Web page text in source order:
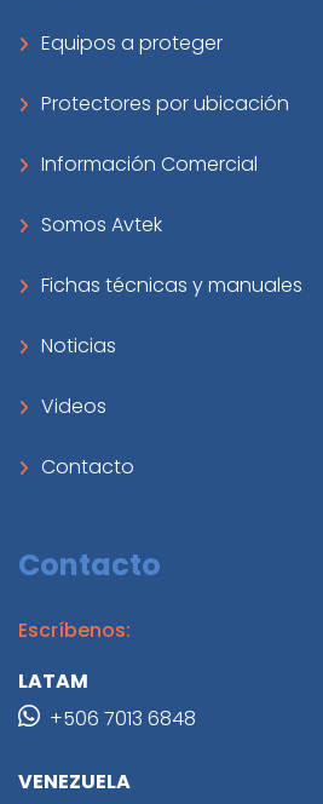
Equipos a proteger
Protectores por ubicación
Información Comercial
Somos Avtek
Fichas técnicas y manuales
Noticias
Videos
Contacto
Contacto
Escríbenos:
LATAM
+506 7013 6848
VENEZUELA